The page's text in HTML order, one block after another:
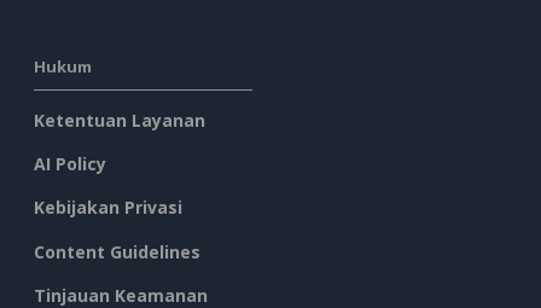
Hukum
Ketentuan Layanan
AI Policy
Kebijakan Privasi
Content Guidelines
Tinjauan Keamanan